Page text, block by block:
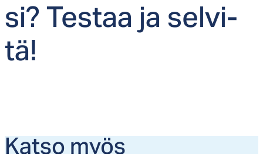
si? Tes­taa ja sel­vi­
tä!